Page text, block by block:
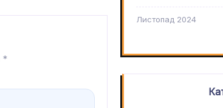
*
Листопад 2024